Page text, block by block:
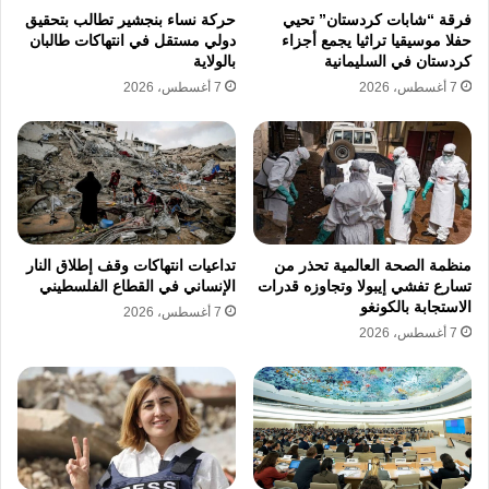
في ظل استمرار التهديدات التي تطال المنشآت
الحيوية، وقد انتقد أحمد بكير التوجه الذي يسخر
قديمًا، مشددا على أن الأمن الإقليمي لا يبنى
بالقدرات المالية وحدها بل بالعمق الاستراتيجي
والتحالفات العسكرية المستقرة، ويرتبط هذا التوتر
برغبة بعض النخب في الإبقاء على موازين القوى
الحالية دون الانخراط في التزامات دفاعية جماعية
قد تفرضها أي قوة عربية مشتركة،
توضح المواقف المعلنة لكل من أحمد فراج ياسين
وأحمد بكير أن هناك استياء عاما من تجاوز الأعراف
الدبلوماسية في مخاطبة الدول الشريكة، خاصة
فرقة “شابات كردستان” تحيي
حفلا موسيقيا تراثيا يجمع أجزاء
كردستان في السليمانية
7 أغسطس، 2026
حركة نساء بنجشير تطالب بتحقيق
دولي مستقل في انتهاكات طالبان
بالولاية
7 أغسطس، 2026
منظمة الصحة العالمية تحذر من
تسارع تفشي إيبولا وتجاوزه قدرات
الاستجابة بالكونغو
7 أغسطس، 2026
تداعيات انتهاكات وقف إطلاق النار
الإنساني في القطاع الفلسطيني
7 أغسطس، 2026